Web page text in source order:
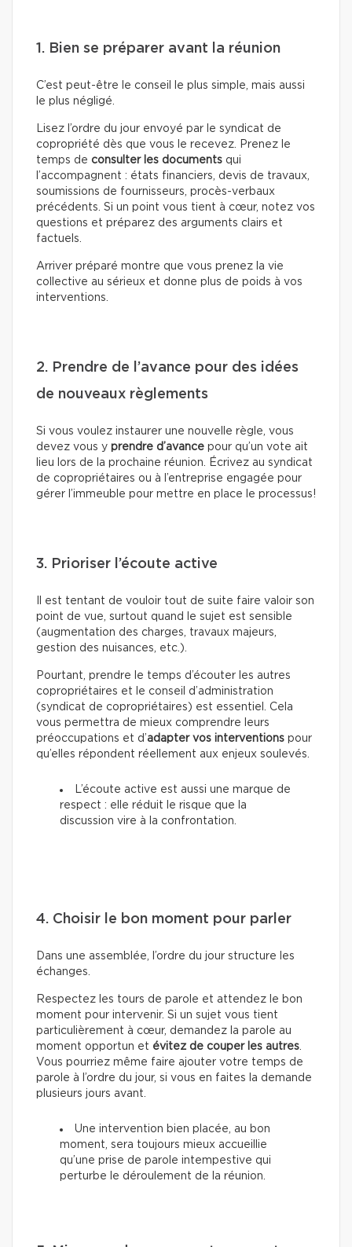
1. Bien se préparer avant la réunion
C’est peut-être le conseil le plus simple, mais aussi
le plus négligé.
Lisez l’ordre du jour envoyé par le syndicat de
copropriété dès que vous le recevez. Prenez le
temps de consulter les documents qui
l’accompagnent : états financiers, devis de travaux,
soumissions de fournisseurs, procès-verbaux
précédents. Si un point vous tient à cœur, notez vos
questions et préparez des arguments clairs et
factuels.
Arriver préparé montre que vous prenez la vie
collective au sérieux et donne plus de poids à vos
interventions.
2. Prendre de l’avance pour des idées
de nouveaux règlements
Si vous voulez instaurer une nouvelle règle, vous
devez vous y prendre d’avance pour qu’un vote ait
lieu lors de la prochaine réunion. Écrivez au syndicat
de copropriétaires ou à l’entreprise engagée pour
gérer l’immeuble pour mettre en place le processus!
3. Prioriser l’écoute active
Il est tentant de vouloir tout de suite faire valoir son
point de vue, surtout quand le sujet est sensible
(augmentation des charges, travaux majeurs,
gestion des nuisances, etc.).
Pourtant, prendre le temps d’écouter les autres
copropriétaires et le conseil d’administration
(syndicat de copropriétaires) est essentiel. Cela
vous permettra de mieux comprendre leurs
préoccupations et d’adapter vos interventions pour
qu’elles répondent réellement aux enjeux soulevés.
L’écoute active est aussi une marque de
respect : elle réduit le risque que la
discussion vire à la confrontation.
4. Choisir le bon moment pour parler
Dans une assemblée, l’ordre du jour structure les
échanges.
Respectez les tours de parole et attendez le bon
moment pour intervenir. Si un sujet vous tient
particulièrement à cœur, demandez la parole au
moment opportun et évitez de couper les autres
Vous pourriez même faire ajouter votre temps de
parole à l’ordre du jour, si vous en faites la demande
plusieurs jours avant.
Une intervention bien placée, au bon
moment, sera toujours mieux accueillie
qu’une prise de parole intempestive qui
perturbe le déroulement de la réunion.